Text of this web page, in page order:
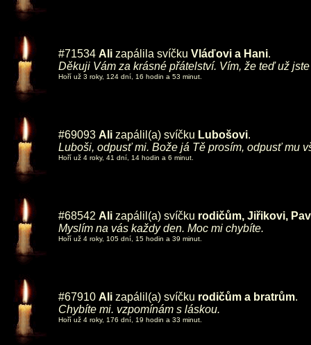
#71534 Ali zapálila svíčku Vláďovi a Hani.
Děkuji Vám za krásné přátelství. Vím, že teď už
Hoří už 3 roky, 124 dní, 16 hodin a 53 minut.
#69093 Ali zapálil(a) svíčku Lubošovi.
Luboši, odpusť mi. Bože já Tě prosím, odpusť mu
Hoří už 4 roky, 41 dní, 14 hodin a 6 minut.
#68542 Ali zapálil(a) svíčku rodičům, Jiřikovi,
Myslím na vás každy den. Moc mi chybíte.
Hoří už 4 roky, 105 dní, 15 hodin a 39 minut.
#67910 Ali zapálil(a) svíčku rodičům a bratrům.
Chybíte mi. vzpomínám s láskou.
Hoří už 4 roky, 176 dní, 19 hodin a 33 minut.